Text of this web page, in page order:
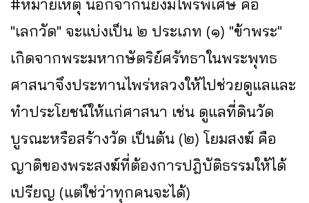
#หมายเหตุ นอกจากนี้ยังมีไพร่พิเศษ คือ
"เลกวัด" จะแบ่งเป็น ๒ ประเภท (๑) "ข้าพระ"
เกิดจากพระมหากษัตริย์ศรัทธาในพระพุทธ
ศาสนาจึงประทานไพร่หลวงให้ไปช่วยดูแลและ
ทำประโยชน์ให้แก่ศาสนา เช่น ดูแลที่ดินวัด
บูรณะหรือสร้างวัด เป็นต้น (๒) โยมสงฆ์ คือ
ญาติของพระสงฆ์ที่ต้องการปฎิบัติธรรมให้ได้
เปรียญ (แต่ใช่ว่าทุกคนจะได้)